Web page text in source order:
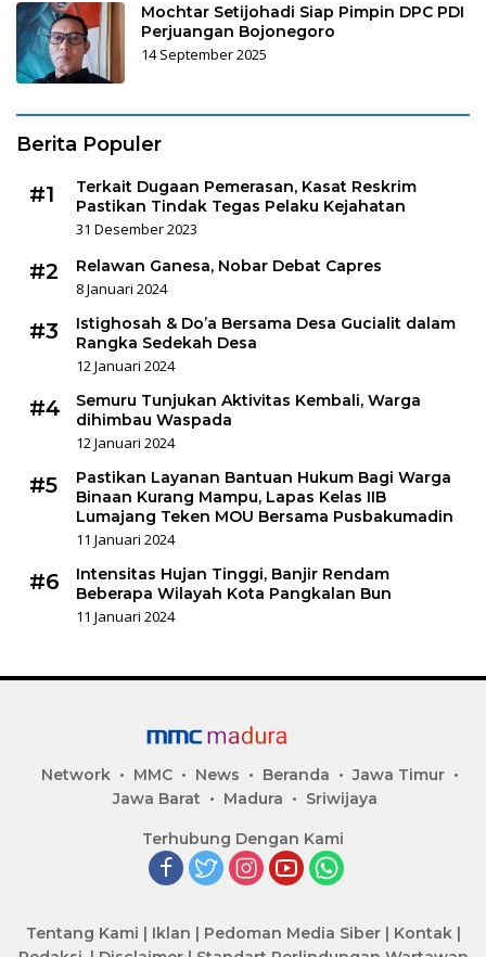
Mochtar Setijohadi Siap Pimpin DPC PDI
Perjuangan Bojonegoro
14 September 2025
Berita Populer
#1
Terkait Dugaan Pemerasan, Kasat Reskrim
Pastikan Tindak Tegas Pelaku Kejahatan
31 Desember 2023
#2
Relawan Ganesa, Nobar Debat Capres
8 Januari 2024
#3
Istighosah & Do’a Bersama Desa Gucialit dalam
Rangka Sedekah Desa
12 Januari 2024
#4
Semuru Tunjukan Aktivitas Kembali, Warga
dihimbau Waspada
12 Januari 2024
#5
Pastikan Layanan Bantuan Hukum Bagi Warga
Binaan Kurang Mampu, Lapas Kelas IIB
Lumajang Teken MOU Bersama Pusbakumadin
11 Januari 2024
#6
Intensitas Hujan Tinggi, Banjir Rendam
Beberapa Wilayah Kota Pangkalan Bun
11 Januari 2024
Network MMC News Beranda
Jawa Timur
Jawa Barat
Madura Sriwijaya
Terhubung Dengan Kami
Tentang Kami | Iklan | Pedoman Media Siber| Kontak|